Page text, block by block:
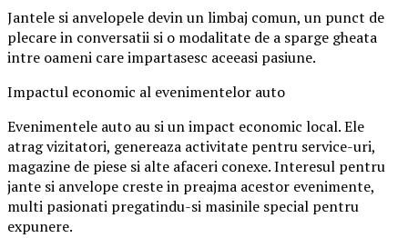
Jantele si anvelopele devin un limbaj comun, un punct de
plecare in conversatii si o modalitate de a sparge gheata
intre oameni care impartasesc aceeasi pasiune.
Impactul economic al evenimentelor auto
Evenimentele auto au si un impact economic local. Ele
atrag vizitatori, genereaza activitate pentru service-uri,
magazine de piese si alte afaceri conexe. Interesul pentru
jante si anvelope creste in preajma acestor evenimente,
multi pasionati pregatindu-si masinile special pentru
expunere.